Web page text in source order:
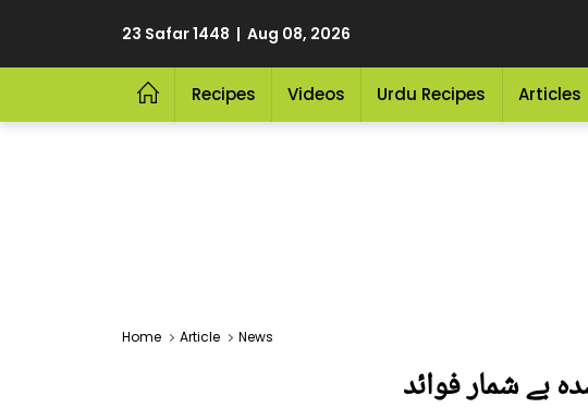
23 Safar 1448 | Aug 08, 2026
Recipes Videos Urdu Recipes Articles
Home Article News
بے شمار فوائد